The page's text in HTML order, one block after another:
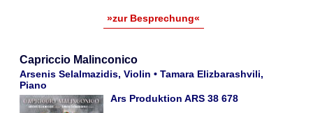
»zur Besprechung«
Capriccio Malinconico
Arsenis Selalmazidis, Violin • Tamara Elizbarashvili,
Piano
Ars Produktion ARS 38 678